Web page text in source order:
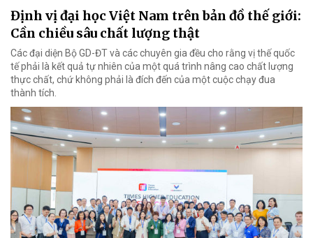
Định vị đại học Việt Nam trên bản đồ thế giới:
Cần chiều sâu chất lượng thật
Các đại diện Bộ GD-ĐT và các chuyên gia đều cho rằng vị thế quốc
tế phải là kết quả tự nhiên của một quá trình nâng cao chất lượng
thực chất, chứ không phải là đích đến của một cuộc chạy đua
thành tích.